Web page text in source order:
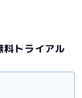
トライアル